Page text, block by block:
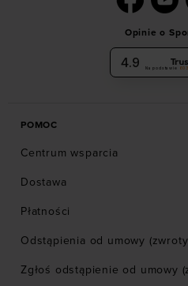
Opinie o
4.9 Na podstawie
POMOC
Centrum wsparcia
Dostawa
Płatności
Odstąpienia od umowy
Zgłoś odstąpienie od umowy